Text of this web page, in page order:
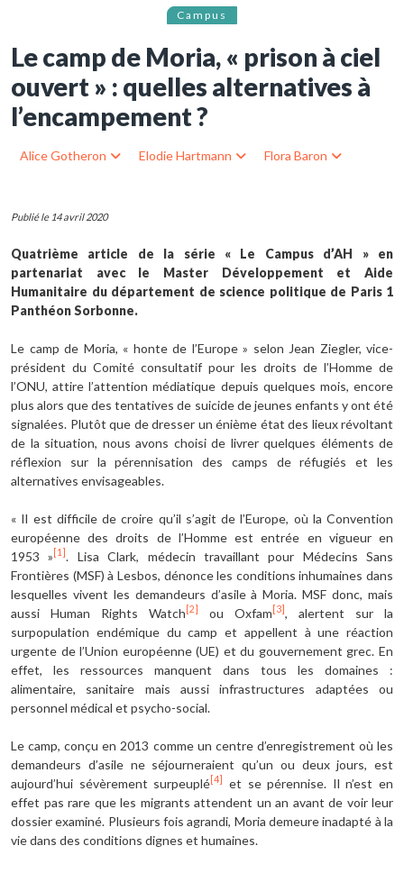
Campus
Le camp de Moria, « prison à ciel
ouvert » : quelles alternatives à
l’encampement ?
Alice Gotheron Elodie Hartmann Flora Baron
Publié le 14 avril 2020
Quatrième article de la série « Le Campus d’AH » en
partenariat avec le Master Développement et Aide
Humanitaire du département de science politique de Paris 1
Panthéon Sorbonne.
Le camp de Moria, « honte de l’Europe » selon Jean Ziegler, vice-
président du Comité consultatif pour les droits de l’Homme de
l’ONU, attire l’attention médiatique depuis quelques mois, encore
plus alors que des tentatives de suicide de jeunes enfants y ont été
signalées. Plutôt que de dresser un énième état des lieux révoltant
de la situation, nous avons choisi de livrer quelques éléments de
réflexion sur la pérennisation des camps de réfugiés et les
alternatives envisageables.
« Il est difficile de croire qu’il s’agit de l’Europe, où la Convention
européenne des droits de l’Homme est entrée en vigueur en
1953 » [1] . Lisa Clark, médecin travaillant pour Médecins Sans
Frontières (MSF) à Lesbos, dénonce les conditions inhumaines dans
lesquelles vivent les demandeurs d’asile à Moria. MSF donc, mais
aussi Human Rights Watch [2] ou Oxfam [3] , alertent sur la
surpopulation endémique du camp et appellent à une réaction
urgente de l’Union européenne (UE) et du gouvernement grec. En
effet, les ressources manquent dans tous les domaines :
alimentaire, sanitaire mais aussi infrastructures adaptées ou
personnel médical et psycho-social.
Le camp, conçu en 2013 comme un centre d’enregistrement où les
demandeurs d’asile ne séjourneraient qu’un ou deux jours, est
aujourd’hui sévèrement surpeuplé [4]
et se pérennise. Il n’est en
effet pas rare que les migrants attendent un an avant de voir leur
dossier examiné. Plusieurs fois agrandi, Moria demeure inadapté à la
vie dans des conditions dignes et humaines.